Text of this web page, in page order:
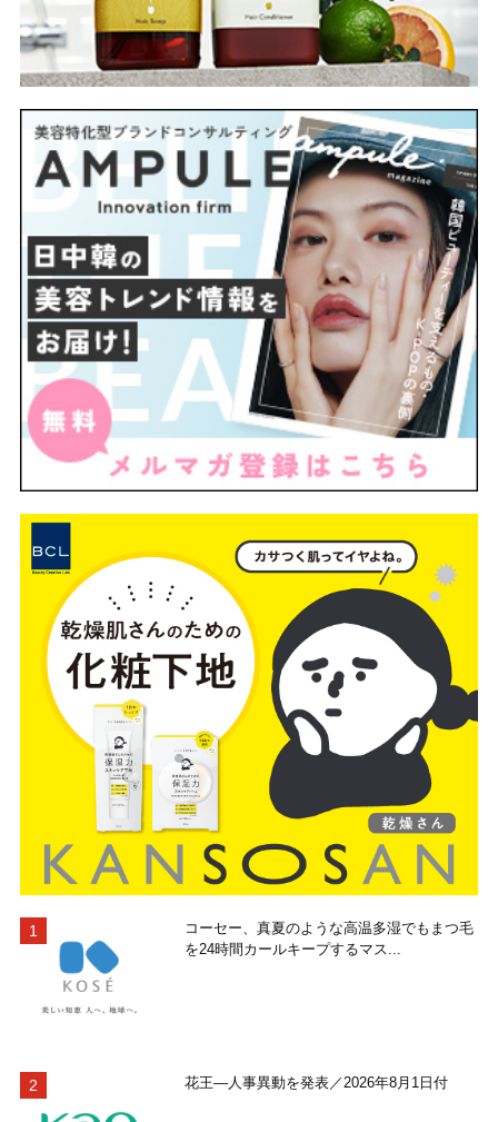
コーセー、真夏のような高温多湿でもまつ毛
を24時間カールキープするマス...
花王―人事異動を発表／2026年8月1日付